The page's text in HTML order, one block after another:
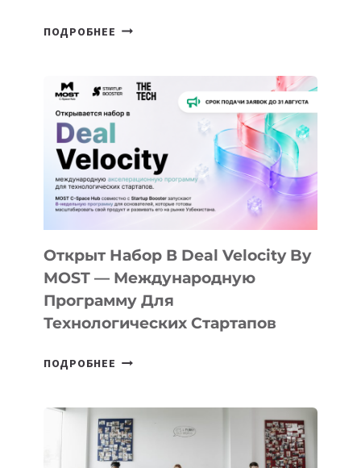
ПОДРОБНЕЕ ОТ
АЛМАТЫ:
КАК
AI
YOUTH
CAMP
ДАЛ
30
ПОДРОСТКАМ
БИЛЕТ
В
ПРЕДПРИНИМАТЕЛЬСТВО
Открыт Набор В Deal Velocity By
MOST — Международную
Программу Для
Технологических Стартапов
ПОДРОБНЕЕ ОТКРЫТ
DEAL
VELOCITY
BY